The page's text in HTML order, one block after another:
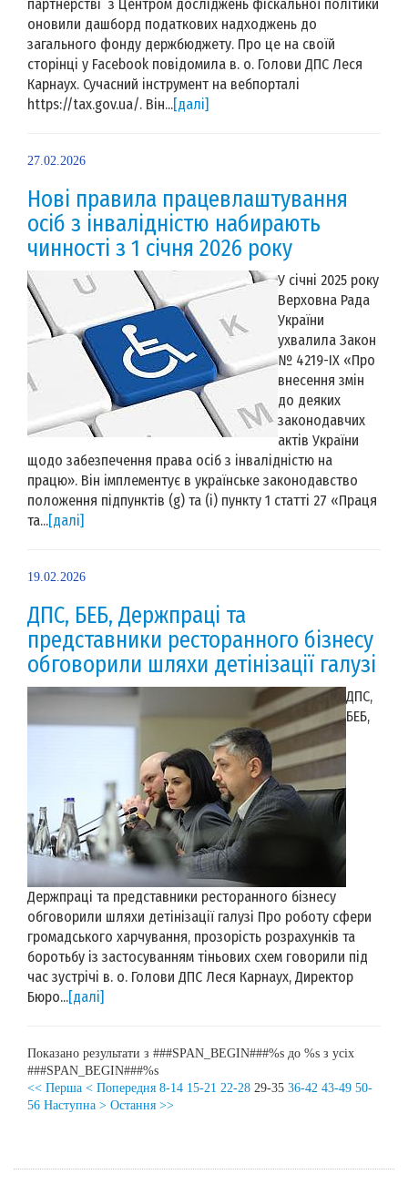
партнерстві з Центром досліджень фіскальної політики
оновили дашборд податкових надходжень до
загального фонду держбюджету. Про це на своїй
сторінці у Facebook повідомила в. о. Голови ДПС Леся
Карнаух. Сучасний інструмент на вебпорталі
https://tax.gov.ua/. Він...[далі]
27.02.2026
Нові правила працевлаштування
осіб з інвалідністю набирають
чинності з 1 січня 2026 року
У січні 2025 року
Верховна Рада
України
ухвалила Закон
№ 4219-IX «Про
внесення змін
до деяких
законодавчих
актів України
щодо забезпечення права осіб з інвалідністю на
працю». Він імплементує в українське законодавство
положення підпунктів (g) та (i) пункту 1 статті 27 «Праця
та...[далі]
19.02.2026
ДПС, БЕБ, Держпраці та
представники ресторанного бізнесу
обговорили шляхи детінізації галузі
ДПС,
БЕБ,
Держпраці та представники ресторанного бізнесу
обговорили шляхи детінізації галузі Про роботу сфери
громадського харчування, прозорість розрахунків та
боротьбу із застосуванням тіньових схем говорили під
час зустрічі в. о. Голови ДПС Леся Карнаух, Директор
Бюро...[далі]
Показано результати з ###SPAN_BEGIN###%s до %s з усіх
###SPAN_BEGIN###%s
<< Перша < Попередня 8-14 15-21 22-28 29-35 36-42 43-49 50-
56 Наступна > Остання >>